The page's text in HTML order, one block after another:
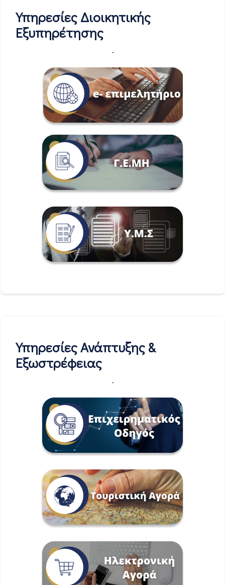
Υπηρεσίες Διοικητικής
Εξυπηρέτησης
-
Υπηρεσίες Ανάπτυξης &
Εξωστρέφειας
-